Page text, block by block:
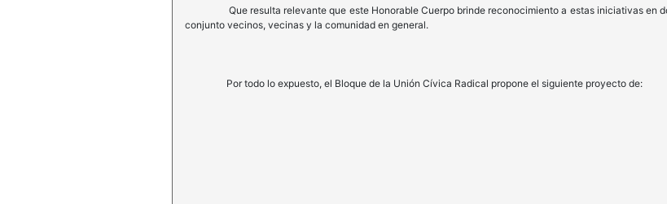
Que resulta relevante que este Honorable Cuerpo brinde reconocimiento a estas iniciativas en
conjunto vecinos, vecinas y la comunidad en general.
Por todo lo expuesto, el Bloque de la Unión Cívica Radical propone el siguiente proyecto de: